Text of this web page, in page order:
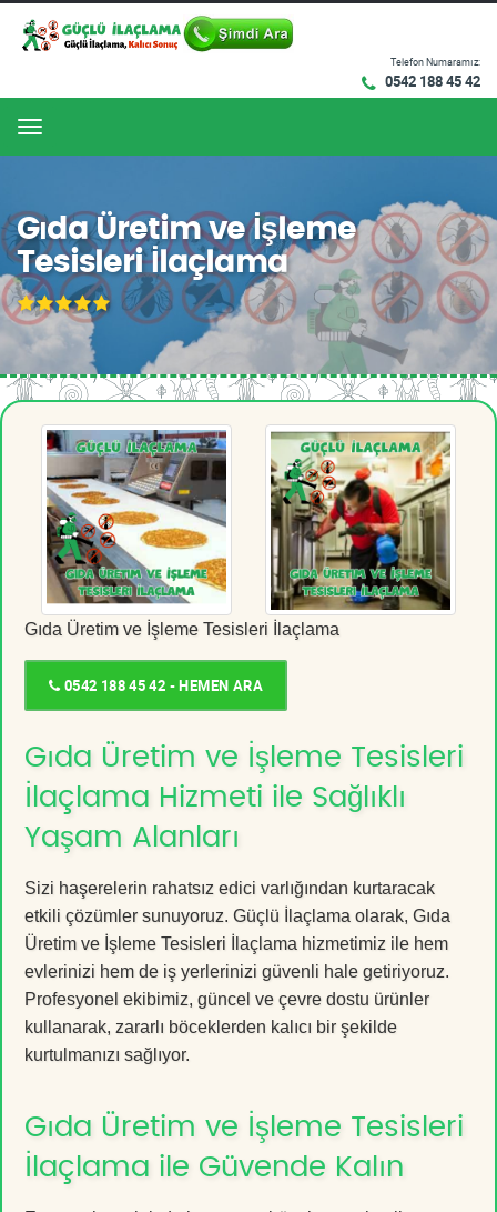
Telefon Numaramız:
0542 188 45 42
Menu
Gıda Üretim ve İşleme
Tesisleri İlaçlama
Gıda Üretim ve İşleme Tesisleri İlaçlama
0542 188 45 42 - HEMEN ARA
Gıda Üretim ve İşleme Tesisleri
İlaçlama Hizmeti ile Sağlıklı
Yaşam Alanları
Sizi haşerelerin rahatsız edici varlığından kurtaracak
etkili çözümler sunuyoruz. Güçlü İlaçlama olarak, Gıda
Üretim ve İşleme Tesisleri İlaçlama hizmetimiz ile hem
evlerinizi hem de iş yerlerinizi güvenli hale getiriyoruz.
Profesyonel ekibimiz, güncel ve çevre dostu ürünler
kullanarak, zararlı böceklerden kalıcı bir şekilde
kurtulmanızı sağlıyor.
Gıda Üretim ve İşleme Tesisleri
İlaçlama ile Güvende Kalın